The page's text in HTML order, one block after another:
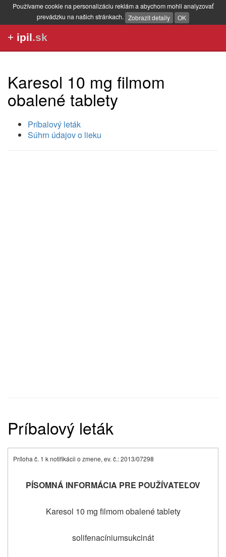
Používame cookie na personalizáciu reklám a abychom mohli analyzovať
prevádzku na našich stránkach. Zobrazit detaily OK
+ ipil.sk
Karesol 10 mg filmom
obalené tablety
Príbalový leták
Súhrn údajov o lieku
Príbalový leták
Príloha č. 1 k notifikácii o zmene, ev. č.: 2013/07298
PÍSOMNÁ INFORMÁCIA PRE POUŽÍVATEĽOV
Karesol 10 mg filmom obalené tablety
solifenacíniumsukcinát